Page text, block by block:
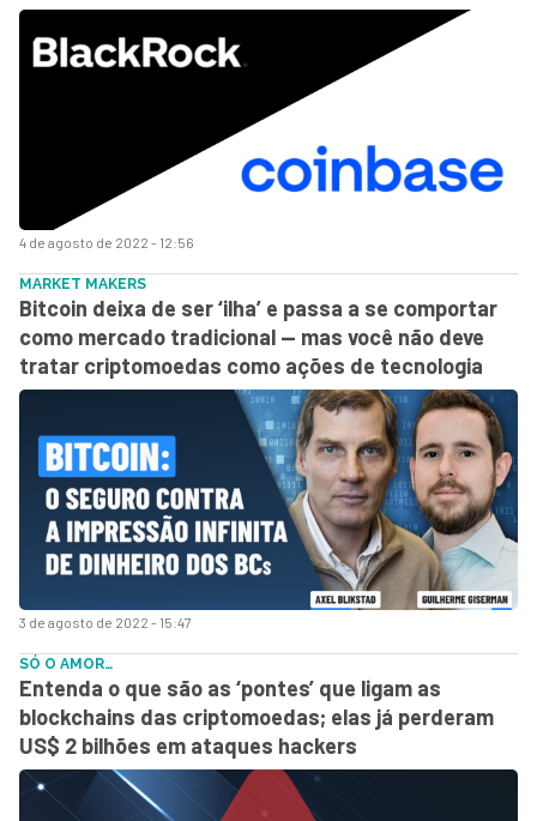
4 de agosto de 2022 - 12:56
3 de agosto de 2022 - 15:47
MARKET MAKERS
Bitcoin deixa de ser ‘ilha’ e passa a se comportar
como mercado tradicional — mas você não deve
tratar criptomoedas como ações de tecnologia
SÓ O AMOR…
Entenda o que são as ‘pontes’ que ligam as
blockchains das criptomoedas; elas já perderam
US$ 2 bilhões em ataques hackers